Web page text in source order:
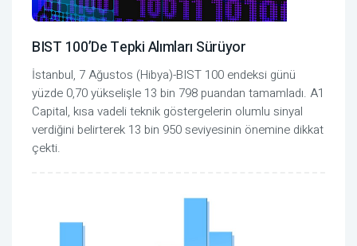
BIST 100’de Tepki Alımları Sürüyor
İstanbul, 7 Ağustos (Hibya)-BIST 100 endeksi günü
yüzde 0,70 yükselişle 13 bin 798 puandan tamamladı. A1
Capital, kısa vadeli teknik göstergelerin olumlu sinyal
verdiğini belirterek 13 bin 950 seviyesinin önemine dikkat
çekti.